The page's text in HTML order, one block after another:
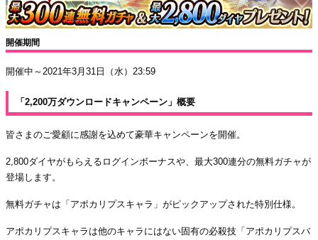
開催期間
開催中～2021年3月31日（水）23:59
「2,200万ダウンロードキャンペーン」概要
皆さまのご愛顧に感謝を込めて豪華キャンペーンを開催。
2,800ダイヤがもらえるログインボーナスや、最大300連分の無料ガチャが
登場します。
無料ガチャは「アポカリプスキャラ」がピックアップされた特別仕様。
アポカリプスキャラは他のキャラにはない固有の必殺技「アポカリプスバ